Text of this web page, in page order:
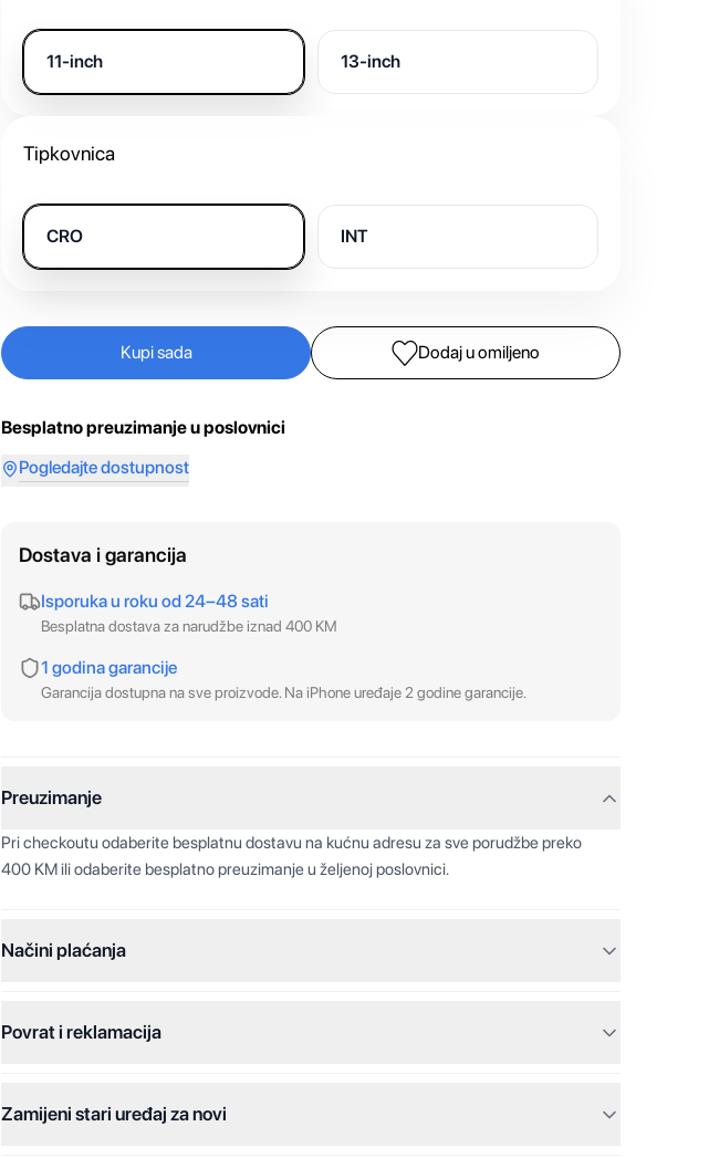
11-inch 13-inch
Tipkovnica
CRO INT
Kupi sada Dodaj u omiljeno
Besplatno preuzimanje u poslovnici
Pogledajte dostupnost
Dostava i garancija
Isporuka u roku od 24–48 sati
Besplatna dostava za narudžbe iznad 400 KM
1 godina garancije
Garancija dostupna na sve proizvode. Na iPhone uređaje 2 godine garancije.
Preuzimanje
Pri checkoutu odaberite besplatnu dostavu na kućnu adresu za sve porudžbe preko
400 KM ili odaberite besplatno preuzimanje u željenoj poslovnici.
Načini plaćanja
Jednokratna plaćanja:
Dodatne opcije:
Povrat i reklamacija
Zamijeni stari uređaj za novi